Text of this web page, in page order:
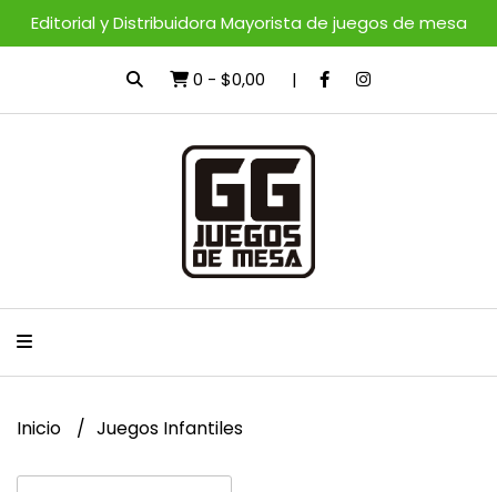
Editorial y Distribuidora Mayorista de juegos de mesa
0 - $0,00
Inicio Juegos Infantiles